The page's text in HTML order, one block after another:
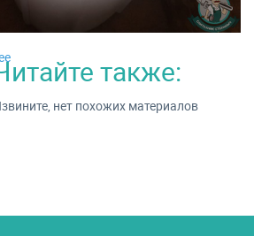
также:
нет похожих материалов